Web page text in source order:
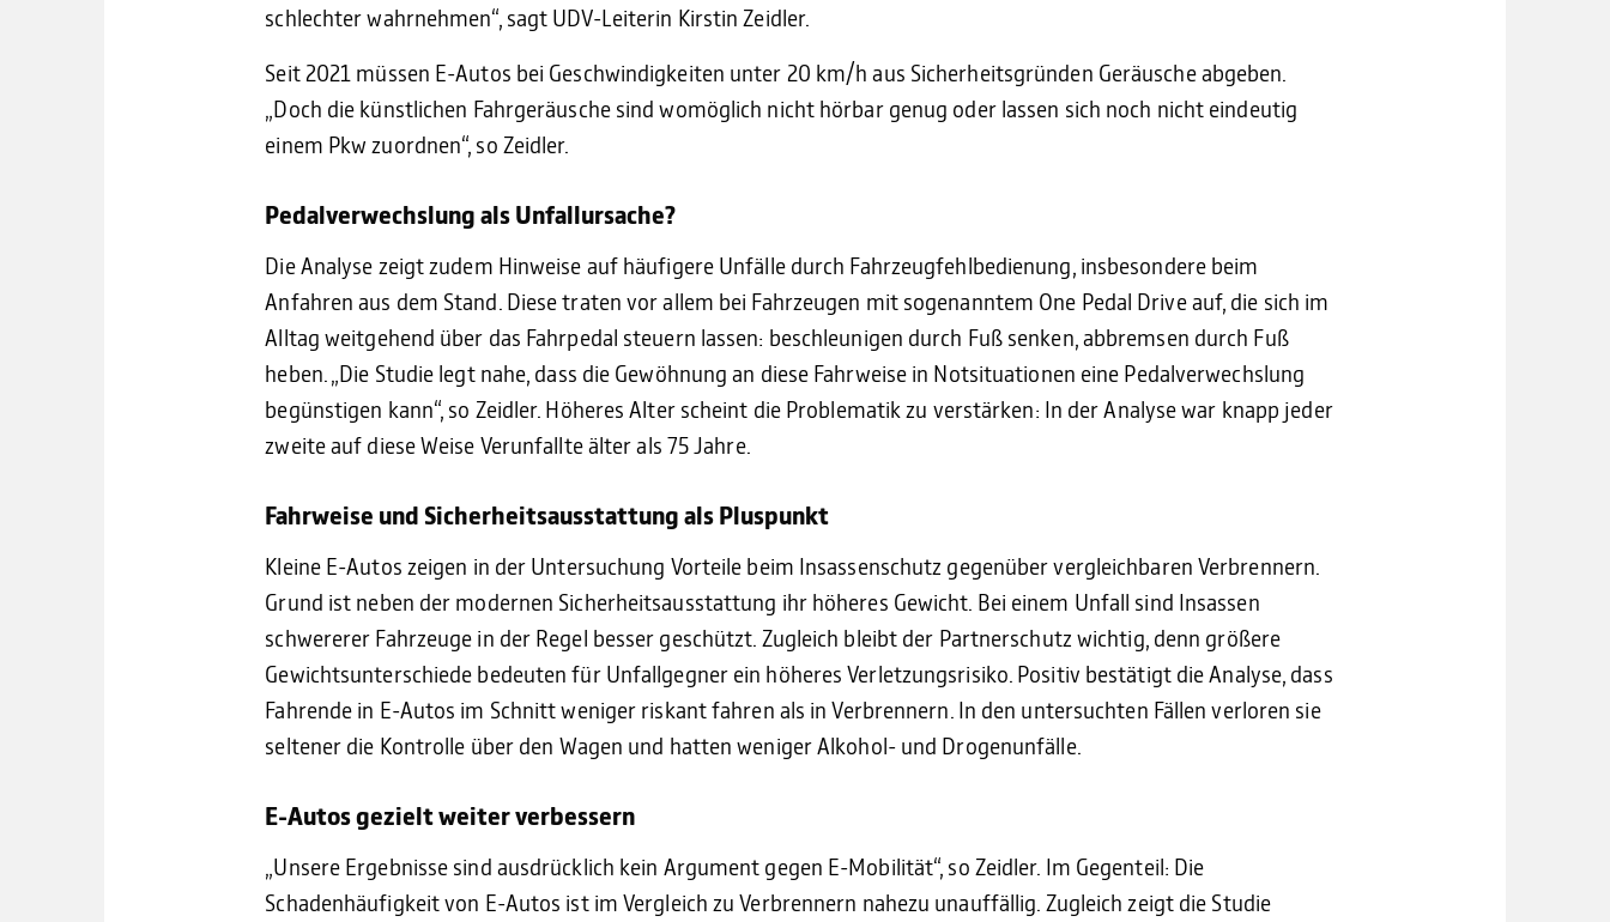
schlechter wahrnehmen“, sagt UDV-Leiterin Kirstin Zeidler.
Seit 2021 müssen E-Autos bei Geschwindigkeiten unter 20 km/h aus Sicherheitsgründen Geräusche abgeben.
„Doch die künstlichen Fahrgeräusche sind womöglich nicht hörbar genug oder lassen sich noch nicht eindeutig
einem Pkw zuordnen“, so Zeidler.
Pedalverwechslung als Unfallursache?
Die Analyse zeigt zudem Hinweise auf häufigere Unfälle durch Fahrzeugfehlbedienung, insbesondere beim
Anfahren aus dem Stand. Diese traten vor allem bei Fahrzeugen mit sogenanntem One Pedal Drive auf, die sich im
Alltag weitgehend über das Fahrpedal steuern lassen: beschleunigen durch Fuß senken, abbremsen durch Fuß
heben. „Die Studie legt nahe, dass die Gewöhnung an diese Fahrweise in Notsituationen eine Pedalverwechslung
begünstigen kann“, so Zeidler. Höheres Alter scheint die Problematik zu verstärken: In der Analyse war knapp jeder
zweite auf diese Weise Verunfallte älter als 75 Jahre.
Fahrweise und Sicherheitsausstattung als Pluspunkt
Kleine E-Autos zeigen in der Untersuchung Vorteile beim Insassenschutz gegenüber vergleichbaren Verbrennern.
Grund ist neben der modernen Sicherheitsausstattung ihr höheres Gewicht. Bei einem Unfall sind Insassen
schwererer Fahrzeuge in der Regel besser geschützt. Zugleich bleibt der Partnerschutz wichtig, denn größere
Gewichtsunterschiede bedeuten für Unfallgegner ein höheres Verletzungsrisiko. Positiv bestätigt die Analyse, dass
Fahrende in E-Autos im Schnitt weniger riskant fahren als in Verbrennern. In den untersuchten Fällen verloren sie
seltener die Kontrolle über den Wagen und hatten weniger Alkohol- und Drogenunfälle.
E-Autos gezielt weiter verbessern
„Unsere Ergebnisse sind ausdrücklich kein Argument gegen E-Mobilität“, so Zeidler. Im Gegenteil: Die
Schadenhäufigkeit von E-Autos ist im Vergleich zu Verbrennern nahezu unauffällig. Zugleich zeigt die Studie